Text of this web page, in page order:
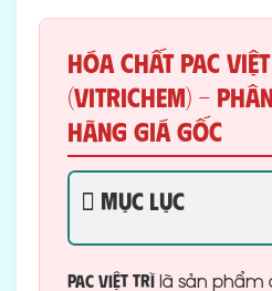
Hóa chất PAC
(Vitrichem) –
Hãng Giá Gốc
Mục lục
PAC Việt Trìlà sản phẩm